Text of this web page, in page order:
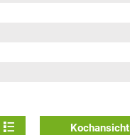
Kochansicht